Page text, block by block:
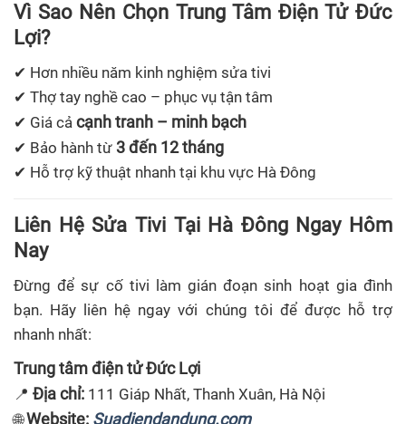
Vì Sao Nên Chọn Trung Tâm Điện Tử Đức
Lợi?
✔ Hơn nhiều năm kinh nghiệm sửa tivi
✔ Thợ tay nghề cao – phục vụ tận tâm
✔ Giá cả cạnh tranh – minh bạch
✔ Bảo hành từ 3 đến 12 tháng
✔ Hỗ trợ kỹ thuật nhanh tại khu vực Hà Đông
Liên Hệ Sửa Tivi Tại Hà Đông Ngay Hôm
Nay
Đừng để sự cố tivi làm gián đoạn sinh hoạt gia đình
bạn. Hãy liên hệ ngay với chúng tôi để được hỗ trợ
nhanh nhất:
Trung tâm điện tử Đức Lợi
📍 Địa chỉ: 111 Giáp Nhất, Thanh Xuân, Hà Nội
🌐Website: Suadiendandung.com